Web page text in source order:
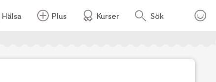
Hälsa Plus Kurser Sök
Foto:Stephanie Bjelkstam